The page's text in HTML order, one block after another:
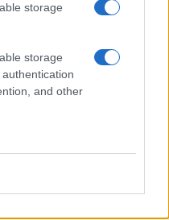
storage
storage
and other
a las materias